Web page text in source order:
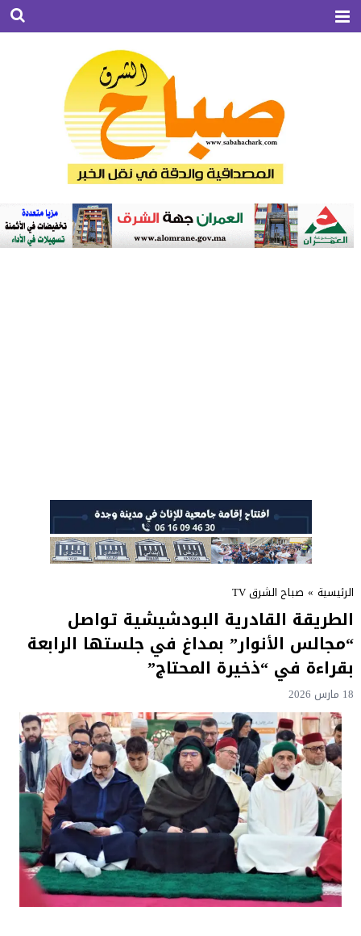
الرئيسية » صباح الشرق TV
الطريقة القادرية البودشيشية تواصل
“مجالس الأنوار” بمداغ في جلستها الرابعة
بقراءة في “ذخيرة المحتاج”
18 مارس 2026